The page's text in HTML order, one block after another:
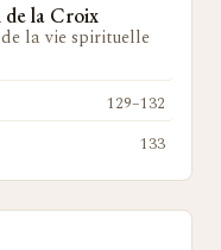
de la Croix
la vie spirituelle
129–132
133